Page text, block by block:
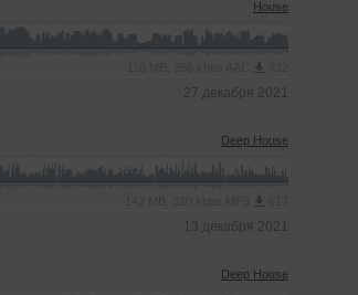
House
27 декабря 2021
Deep House
13 декабря 2021
Deep House